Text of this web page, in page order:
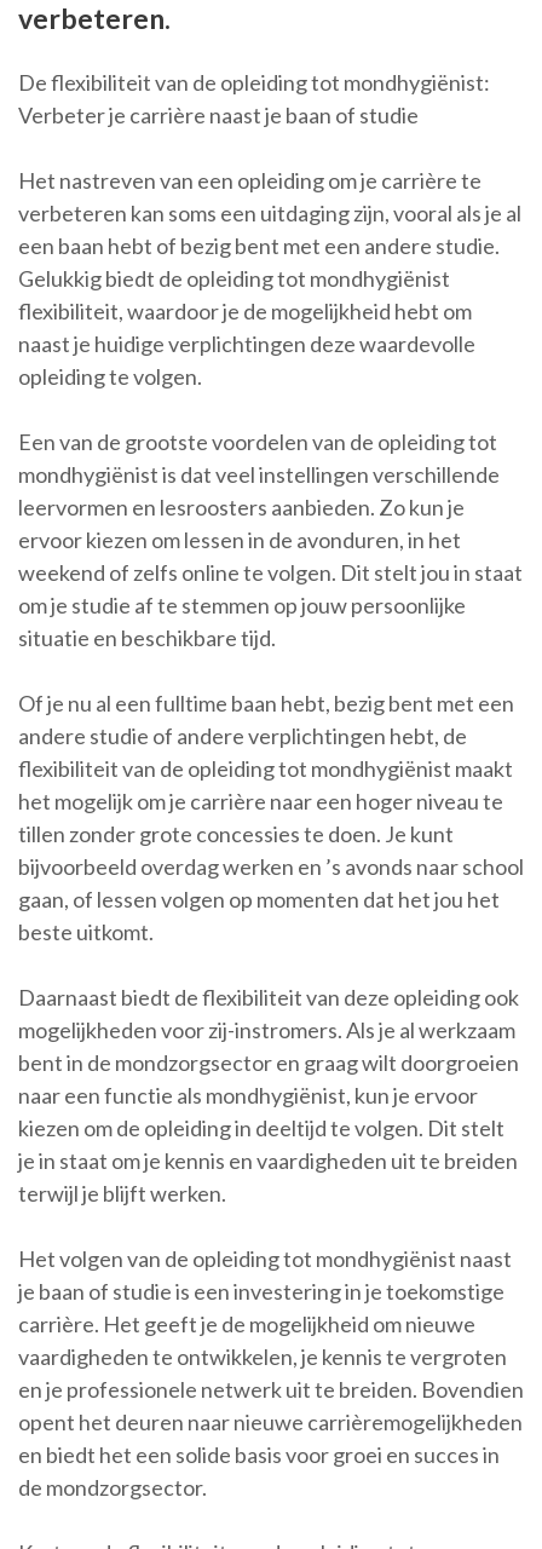
verbeteren.
De flexibiliteit van de opleiding tot mondhygiënist:
Verbeter je carrière naast je baan of studie
Het nastreven van een opleiding om je carrière te
verbeteren kan soms een uitdaging zijn, vooral als je al
een baan hebt of bezig bent met een andere studie.
Gelukkig biedt de opleiding tot mondhygiënist
flexibiliteit, waardoor je de mogelijkheid hebt om
naast je huidige verplichtingen deze waardevolle
opleiding te volgen.
Een van de grootste voordelen van de opleiding tot
mondhygiënist is dat veel instellingen verschillende
leervormen en lesroosters aanbieden. Zo kun je
ervoor kiezen om lessen in de avonduren, in het
weekend of zelfs online te volgen. Dit stelt jou in staat
om je studie af te stemmen op jouw persoonlijke
situatie en beschikbare tijd.
Of je nu al een fulltime baan hebt, bezig bent met een
andere studie of andere verplichtingen hebt, de
flexibiliteit van de opleiding tot mondhygiënist maakt
het mogelijk om je carrière naar een hoger niveau te
tillen zonder grote concessies te doen. Je kunt
bijvoorbeeld overdag werken en ’s avonds naar school
gaan, of lessen volgen op momenten dat het jou het
beste uitkomt.
Daarnaast biedt de flexibiliteit van deze opleiding ook
mogelijkheden voor zij-instromers. Als je al werkzaam
bent in de mondzorgsector en graag wilt doorgroeien
naar een functie als mondhygiënist, kun je ervoor
kiezen om de opleiding in deeltijd te volgen. Dit stelt
je in staat om je kennis en vaardigheden uit te breiden
terwijl je blijft werken.
Het volgen van de opleiding tot mondhygiënist naast
je baan of studie is een investering in je toekomstige
carrière. Het geeft je de mogelijkheid om nieuwe
vaardigheden te ontwikkelen, je kennis te vergroten
en je professionele netwerk uit te breiden. Bovendien
opent het deuren naar nieuwe carrièremogelijkheden
en biedt het een solide basis voor groei en succes in
de mondzorgsector.